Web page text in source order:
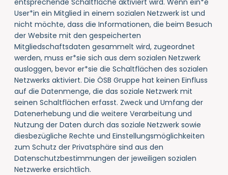
User*in ein Mitglied in einem sozialen Netzwerk ist und
nicht möchte, dass die Informationen, die beim Besuch
der Website mit den gespeicherten
Mitgliedschaftsdaten gesammelt wird, zugeordnet
werden, muss er*sie sich aus dem sozialen Netzwerk
ausloggen, bevor er*sie die Schaltflächen des sozialen
Netzwerks aktiviert. Die ÖSB Gruppe hat keinen Einfluss
auf die Datenmenge, die das soziale Netzwerk mit
seinen Schaltflächen erfasst. Zweck und Umfang der
Datenerhebung und die weitere Verarbeitung und
Nutzung der Daten durch das soziale Netzwerk sowie
diesbezügliche Rechte und Einstellungsmöglichkeiten
zum Schutz der Privatsphäre sind aus den
Datenschutzbestimmungen der jeweiligen sozialen
Netzwerke ersichtlich.